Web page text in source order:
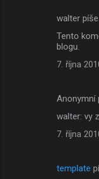
walter píše…
Tento
blogu.
7. října
Anonymní
walter: vy
7. října
template